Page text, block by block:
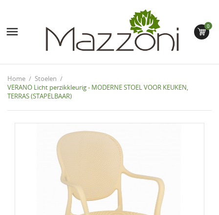
 0
Home
Stoelen
VERANO Licht perzikkleurig - MODERNE STOEL VOOR KEUKEN,
TERRAS (STAPELBAAR)